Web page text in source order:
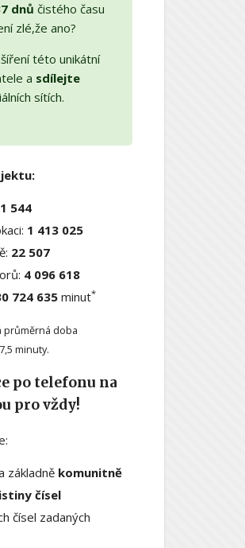
dnů čistého času
zlé,že ano?
této unikátní
a sdílejte
sítích.
544
1 413 025
22 507
4 096 618
724 635minut*
průměrná doba
minuty.
po telefonu na
pro vždy!
základně komunitně
čísel
čísel zadaných